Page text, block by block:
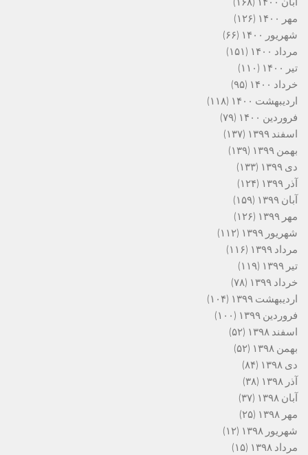
مهر ۱۴۰۰
(۱۲۶)
شهریور ۱۴۰۰
(۶۶)
مرداد ۱۴۰۰
(۱۵۱)
تیر ۱۴۰۰
(۱۱۰)
خرداد ۱۴۰۰
(۹۵)
اردیبهشت ۱۴۰۰
(۱۱۸)
فروردین ۱۴۰۰
(۷۹)
اسفند ۱۳۹۹
(۱۳۷)
بهمن ۱۳۹۹
(۱۳۹)
دی ۱۳۹۹
(۱۳۳)
آذر ۱۳۹۹
(۱۲۴)
آبان ۱۳۹۹
(۱۵۹)
مهر ۱۳۹۹
(۱۲۶)
شهریور ۱۳۹۹
(۱۱۲)
مرداد ۱۳۹۹
(۱۱۶)
تیر ۱۳۹۹
(۱۱۹)
خرداد ۱۳۹۹
(۷۸)
اردیبهشت ۱۳۹۹
(۱۰۴)
فروردین ۱۳۹۹
(۱۰۰)
اسفند ۱۳۹۸
(۵۲)
بهمن ۱۳۹۸
(۵۲)
دی ۱۳۹۸
(۸۴)
آذر ۱۳۹۸
(۳۸)
آبان ۱۳۹۸
(۳۷)
مهر ۱۳۹۸
(۲۵)
شهریور ۱۳۹۸
(۱۲)
مرداد ۱۳۹۸
(۱۵)